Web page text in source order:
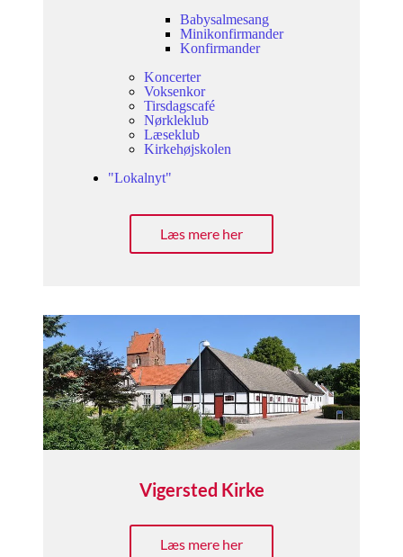
Babysalmesang
Minikonfirmander
Konfirmander
Koncerter
Voksenkor
Tirsdagscafé
Nørkleklub
Læseklub
Kirkehøjskolen
"Lokalnyt"
Læs mere her
Vigersted Kirke
Læs mere her